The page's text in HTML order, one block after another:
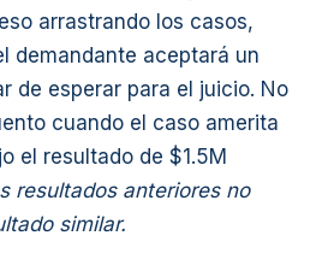
arrastrando los casos,
demandante aceptará un
de esperar para el juicio. No
cuando el caso amerita
el resultado de $1.5M
resultados anteriores no
similar.